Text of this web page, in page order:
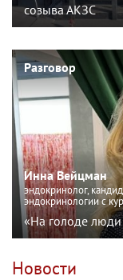
созыва АКЗС
Разговор
Инна Вейцман
эндокринолог,
эндокринологии с
«На голоде люди
Новости